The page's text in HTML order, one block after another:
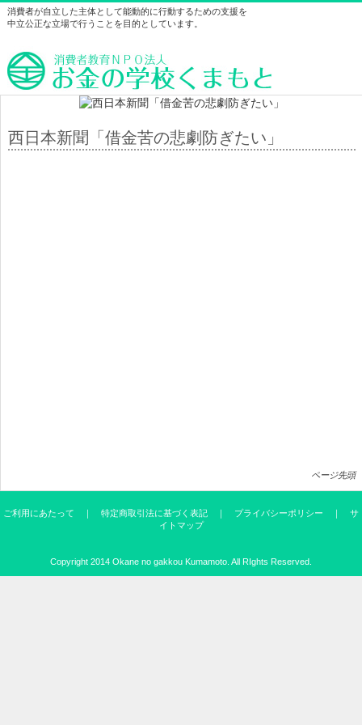
消費者が自立した主体として能動的に行動するための支援を
中立公正な立場で行うことを目的としています。
西日本新聞「借金苦の悲劇防ぎたい」
ページ先頭
ご利用にあたって 特定商取引法に基づく表記 プライバシーポリシー
サ
イトマップ
Copyright 2014 Okane no gakkou Kumamoto. All RIghts Reserved.